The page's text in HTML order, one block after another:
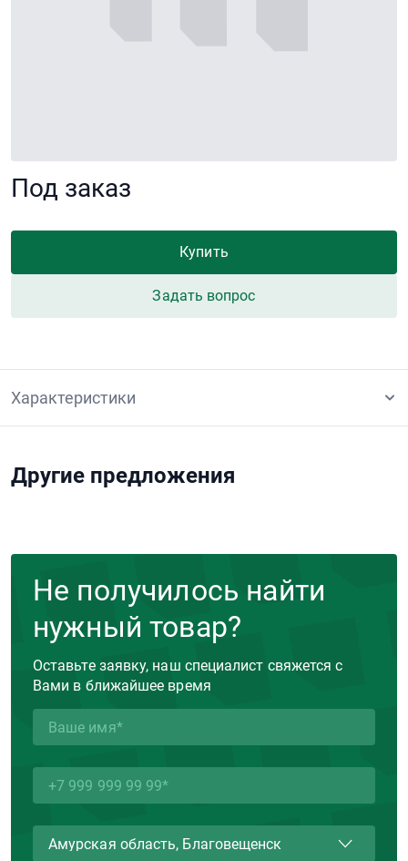
Под заказ
Купить
Задать вопрос
Характеристики
Другие предложения
Не получилось найти
нужный товар?
Оставьте заявку, наш специалист свяжется с
Вами в ближайшее время